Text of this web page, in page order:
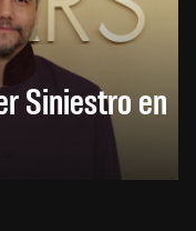
Siniestro en